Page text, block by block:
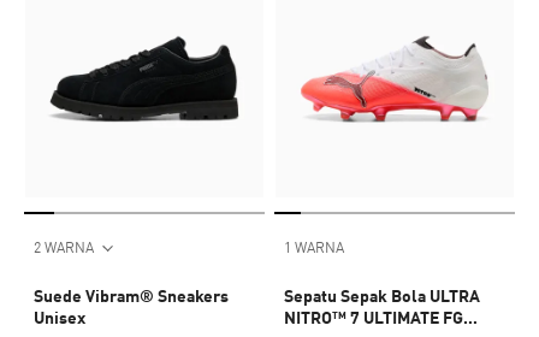
2 WARNA
Suede Vibram® Sneakers
Unisex
1 WARNA
Sepatu Sepak Bola ULTRA
NITRO™ 7 ULTIMATE FG